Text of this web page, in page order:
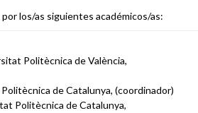
los/as siguientes académicos/as:
Politècnica de València,
de Catalunya, (coordinador)
Politècnica de Catalunya,